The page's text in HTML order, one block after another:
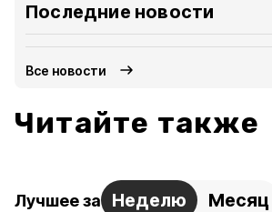
Последние новости
Все новости
Читайте также
Лучшее за Неделю Месяц